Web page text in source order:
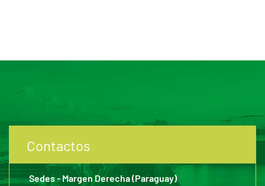
Contactos
Sedes - Margen Derecha (Paraguay)